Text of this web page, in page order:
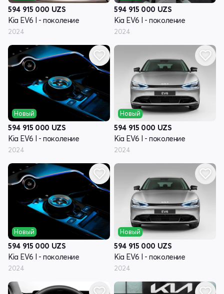
594 915 000 UZS
Kia EV6 I - поколение
2024
594 915 000 UZS
Kia EV6 I - поколение
2024
Новый
594 915 000 UZS
Kia EV6 I - поколение
2024
Новый
594 915 000 UZS
Kia EV6 I - поколение
2024
Новый
594 915 000 UZS
Kia EV6 I - поколение
2024
Новый
594 915 000 UZS
Kia EV6 I - поколение
2024